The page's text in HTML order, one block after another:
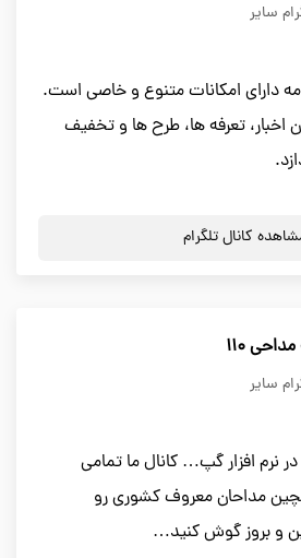
سایر
دارای امکانات متنوع و خاصی است.
اخبار، تعرفه ها، طرح ها و تخفیف
کانال تلگرام
110
سایر
نرم افزار گپ… کانال ما تمامی
مداحان معروف کشوری رو
و بروز گوش کنید…